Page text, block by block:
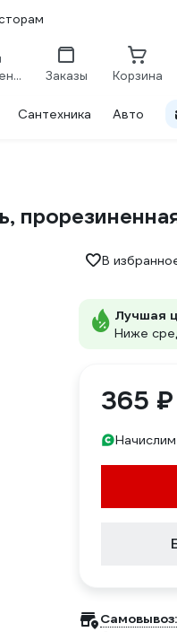
Сравнение Заказы Корзина
Сантехника Авто
В
Лучшая
Ниже
365 ₽
Самовывоз: